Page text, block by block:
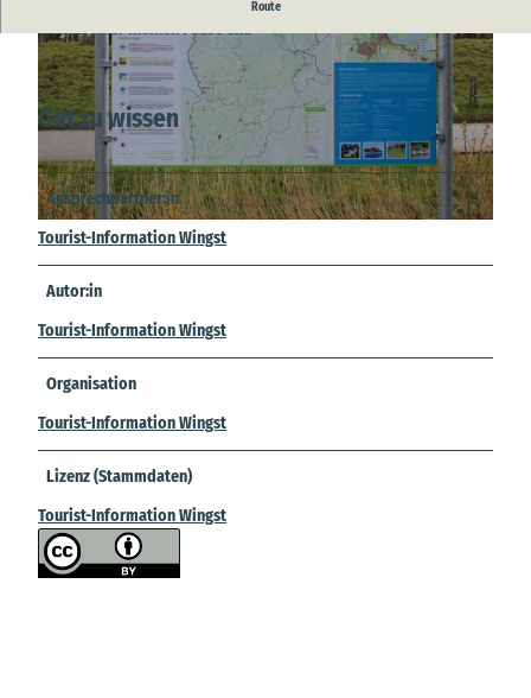
© A.Bruening |CC-BY
© A.Bruening | CC-BY
Route
Der Rastplatz mit Schutzhütte liegt direkt am
lädt zu einer kleinen Pause ein.
Gut zu wissen
Ansprechpartner:in
Tourist-Information Wingst
Autor:in
Tourist-Information Wingst
Organisation
Tourist-Information Wingst
Lizenz (Stammdaten)
Tourist-Information Wingst